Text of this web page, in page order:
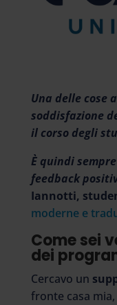
Una delle cose
soddisfazione
il corso degli
È quindi
feedback
Iannotti,
moderne e
Come sei
dei
Cercavo un
fronte casa mia,